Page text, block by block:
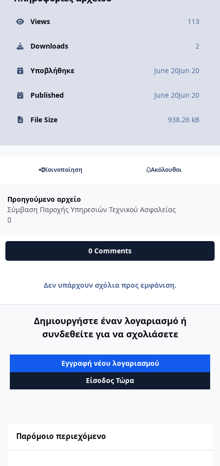
Views 113
Downloads 2
Υποβλήθηκε June 20Jun 20
Published June 20Jun 20
File Size 938.26 kB
Κοινοποίηση Ακόλουθοι
Προηγούμενο αρχείο
Σύμβαση Παροχής Υπηρεσιών Τεχνικού Ασφαλείας
0 Comments
Δεν υπάρχουν σχόλια προς εμφάνιση.
Δημιουργήστε έναν λογαριασμό ή
συνδεθείτε για να σχολιάσετε
Εγγραφή νέου λογαριασμού
Είσοδος Τώρα
Παρόμοιο περιεχόμενο